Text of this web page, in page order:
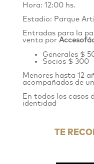
Hora: 12:00 hs.
Estadio: Parque
Entradas para la
venta por
Generales $
Socios $ 300
Menores hasta 12
acompañados de
En todos los casos
identidad
TE